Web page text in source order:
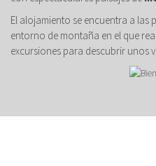
El alojamiento se encuentra a las
entorno de montaña en el que
excursiones para descubrir unos